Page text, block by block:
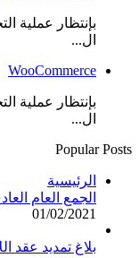
بإنتظار عملية
ال...
WooCommerce
بإنتظار عملية
ال...
Popular Posts
الرئيسية
الجمع العام العادي 2019-2020 : التقرير الادبي والتقرير
01/02/2021
بلاغ تمديد عقد